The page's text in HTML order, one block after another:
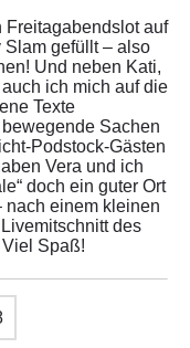
Freitagabendslot auf
Slam gefüllt – also
Und neben Kati,
ich mich auf die
Texte
Sachen
Podstock-Gästen
Vera und ich
doch ein guter Ort
nach einem kleinen
des
Spaß!